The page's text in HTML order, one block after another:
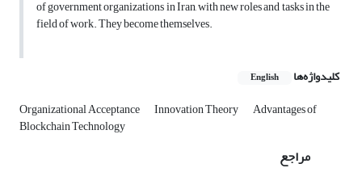
of government organizations in Iran, with new roles and tasks in the
field of work. They become themselves.
کلیدواژه‌ها English
Organizational Acceptance Innovation Theory Advantages of
Blockchain Technology
مراجع